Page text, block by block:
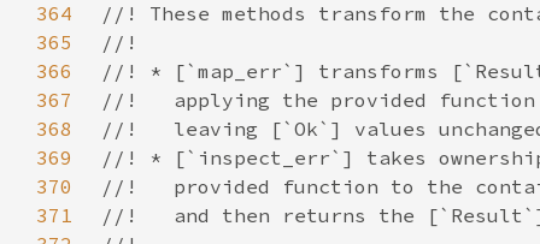
364
365
366
367
368
369
370
371